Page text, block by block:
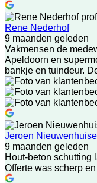
Rene Nederhof
9 maanden geleden
Vakmensen de
Apeldoorn en
bankje en tuindeur.
Jeroen
9 maanden geleden
Hout-beton schutting
Offerte was scherp